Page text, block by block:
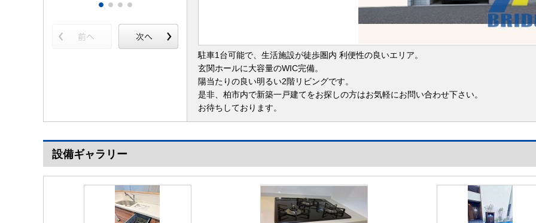
駐車1台可能で、生活施設が徒歩圏内 利便性の良いエリア。
玄関ホールに大容量のWIC完備。
陽当たりの良い明るい2階リビングです。
是非、柏市内で新築一戸建てをお探しの方はお気軽にお問い合わせ下さい。
お待ちしております。
設備ギャラリー